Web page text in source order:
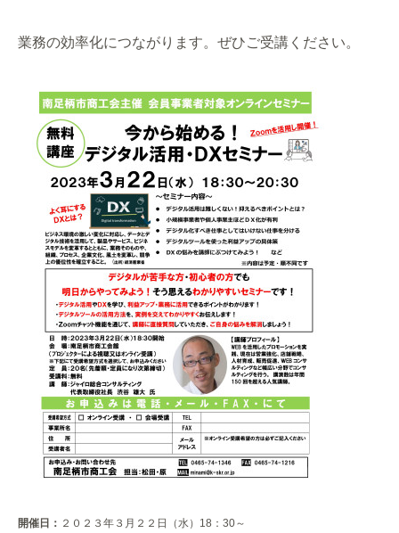
業務の効率化につながります。ぜひご受講ください。
開催日： ２０２３年３月２２日（水）18：30～